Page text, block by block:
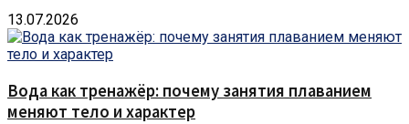
13.07.2026
Вода как тренажёр: почему занятия плаванием
меняют тело и характер